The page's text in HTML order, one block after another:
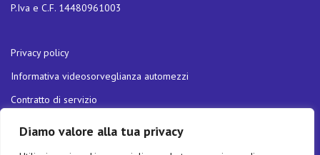
Diamo valore alla tua privacy
P.Iva e C.F. 14480961003
Privacy policy
Informativa videosorveglianza automezzi
Contratto di servizio